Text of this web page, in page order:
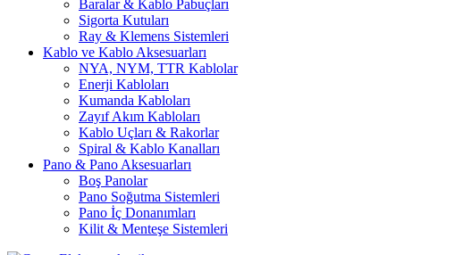
Baralar & Kablo Pabuçları
Sigorta Kutuları
Ray & Klemens Sistemleri
Kablo ve Kablo Aksesuarları
NYA, NYM, TTR Kablolar
Enerji Kabloları
Kumanda Kabloları
Zayıf Akım Kabloları
Kablo Uçları & Rakorlar
Spiral & Kablo Kanalları
Pano & Pano Aksesuarları
Boş Panolar
Pano Soğutma Sistemleri
Pano İç Donanımları
Kilit & Menteşe Sistemleri